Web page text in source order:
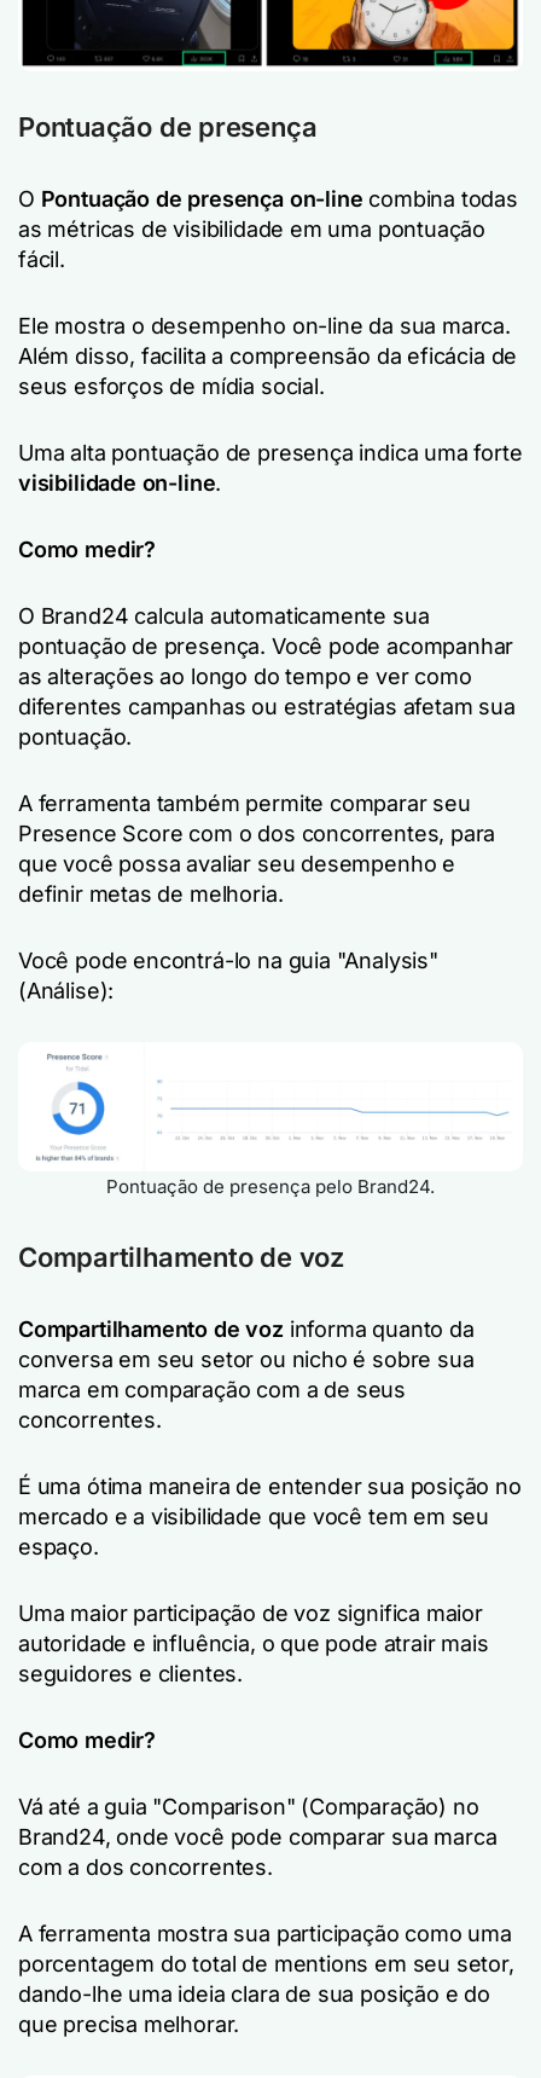
Pontuação de presença
O Pontuação de presença on-line combina todas
as métricas de visibilidade em uma pontuação
fácil.
Ele mostra o desempenho on-line da sua marca.
Além disso, facilita a compreensão da eficácia de
seus esforços de mídia social.
Uma alta pontuação de presença indica uma forte
visibilidade on-line.
Como medir?
O Brand24 calcula automaticamente sua
pontuação de presença. Você pode acompanhar
as alterações ao longo do tempo e ver como
diferentes campanhas ou estratégias afetam sua
pontuação.
A ferramenta também permite comparar seu
Presence Score com o dos concorrentes, para
que você possa avaliar seu desempenho e
definir metas de melhoria.
Você pode encontrá-lo na guia "Analysis"
(Análise):
Pontuação de presença pelo Brand24.
Compartilhamento de voz
Compartilhamento de vozinforma quanto da
conversa em seu setor ou nicho é sobre sua
marca em comparação com a de seus
concorrentes.
É uma ótima maneira de entender sua posição no
mercado e a visibilidade que você tem em seu
espaço.
Uma maior participação de voz significa maior
autoridade e influência, o que pode atrair mais
seguidores e clientes.
Como medir?
Vá até a guia "Comparison" (Comparação) no
Brand24, onde você pode comparar sua marca
com a dos concorrentes.
A ferramenta mostra sua participação como uma
porcentagem do total de mentions em seu setor,
dando-lhe uma ideia clara de sua posição e do
que precisa melhorar.